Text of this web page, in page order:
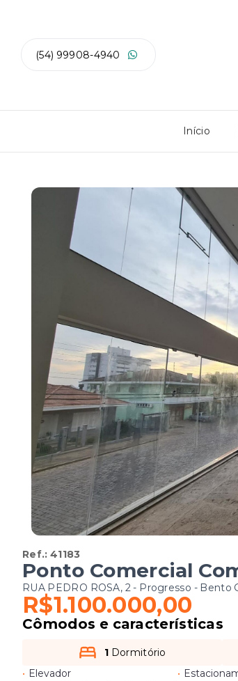
(54) 99908-4940
Início
Ref.:41183
Ponto Comercial
RUA PEDRO ROSA, 2 - Progresso -
R$1.100.000,00
Cômodos e características
1 Dormitório
• Elevador •